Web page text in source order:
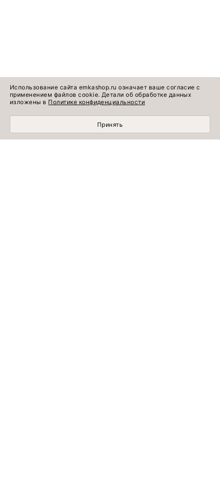
Использование сайта emkashop.ru означает ваше согласие с
применением файлов cookie. Детали об обработке данных
изложены в Политике конфиденциальности
Принять